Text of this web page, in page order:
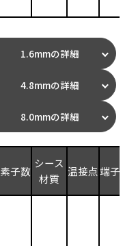
1.6mmの詳細
4.8mmの詳細
8.0mmの詳細
素子数
シース
材質
温接点端子